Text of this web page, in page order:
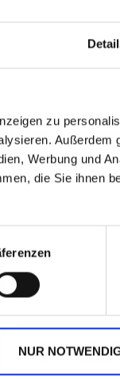
zu
Werbung und
die Sie ihnen
NUR
St
kpl.